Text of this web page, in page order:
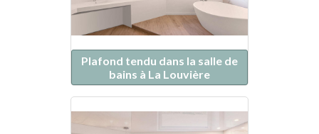
Plafond tendu dans la salle de
bains à La Louvière